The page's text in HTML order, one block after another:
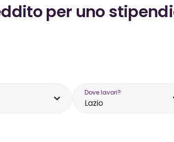
per uno
Dove lavori?
Lazio